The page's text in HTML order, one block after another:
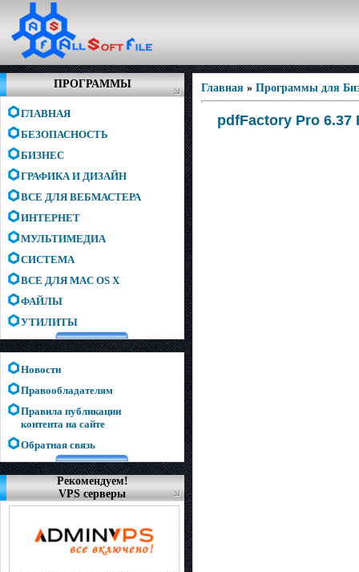
ПРОГРАММЫ
ГЛАВНАЯ
БЕЗОПАСНОСТЬ
БИЗНЕС
ГРАФИКА И ДИЗАЙН
ВСЕ ДЛЯ ВЕБМАСТЕРА
ИНТЕРНЕТ
МУЛЬТИМЕДИА
СИСТЕМА
ВСЕ ДЛЯ MAC OS X
ФАЙЛЫ
УТИЛИТЫ
Новости
Правообладателям
Правила публикации
контента на сайте
Обратная связь
Рекомендуем!
VPS серверы
Главная » Программы для
pdfFactory Pro 6.37